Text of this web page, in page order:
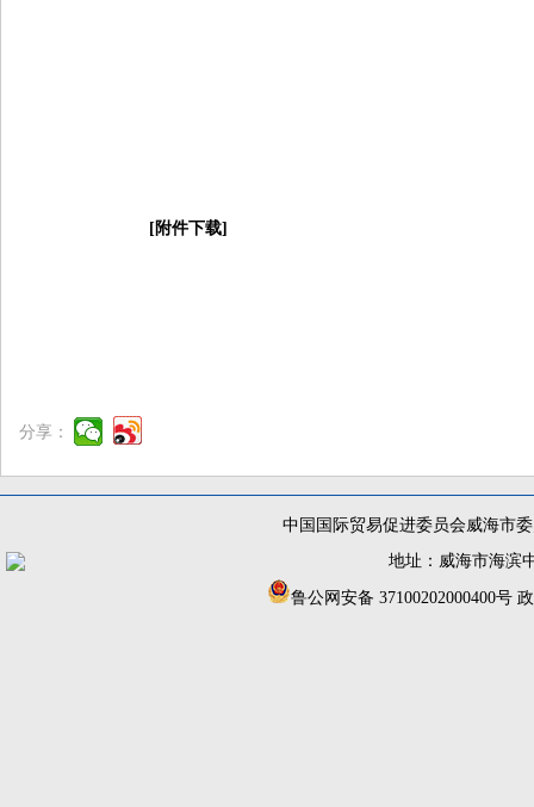
[附件下载]
分享：
中国国际贸易促进委员会威海市
地址：威海市海滨
鲁公网安备 37100202000400号